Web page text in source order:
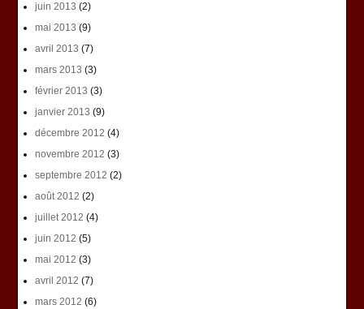
juin 2013 (2)
mai 2013 (9)
avril 2013 (7)
mars 2013 (3)
février 2013 (3)
janvier 2013 (9)
décembre 2012 (4)
novembre 2012 (3)
septembre 2012 (2)
août 2012 (2)
juillet 2012 (4)
juin 2012 (5)
mai 2012 (3)
avril 2012 (7)
mars 2012 (6)